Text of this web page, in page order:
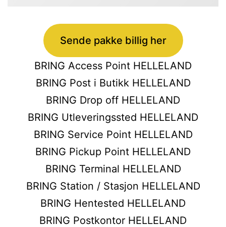
Sende pakke billig her
BRING Access Point HELLELAND
BRING Post i Butikk HELLELAND
BRING Drop off HELLELAND
BRING Utleveringssted HELLELAND
BRING Service Point HELLELAND
BRING Pickup Point HELLELAND
BRING Terminal HELLELAND
BRING Station / Stasjon HELLELAND
BRING Hentested HELLELAND
BRING Postkontor HELLELAND